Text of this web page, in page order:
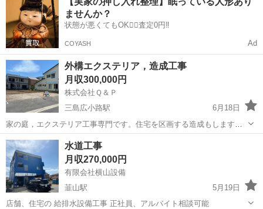
の“型”を作る仕事です ・現場は静岡市内が中心です ・未経験者も安
心！...
ませんか？
状態が悪くてもOK🙆‍♀️査定0円‼️
COYASH Ad
外構エクステリア，造成工事
月収300,000円
株式会社Ｑ＆Ｐ
三島広小路駅
6月18日
家の庭，エクステリア工事専門です。住宅を区画する造成もします。
仕事安定してあり、重量物を扱う仕事ではないので長く働けます！経
験者優遇！初心者大歓迎！年配の方も大活躍大歓迎です！
静岡 駿東郡 三島広小路駅
水道工事
月収270,000円
有限会社横山設備
韮山駅
5月19日
店舗、住宅の 給排水設備工事 正社員、アルバイト相談可能